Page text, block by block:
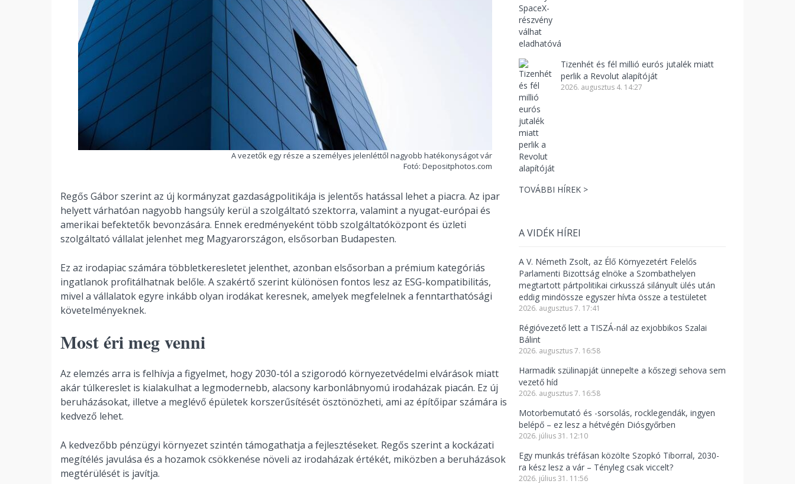
A vezetők egy része a személyes jelenléttől nagyobb hatékonyságot vár
Fotó: Depositphotos.com
Regős Gábor szerint az új kormányzat gazdaságpolitikája is jelentős hatással lehet a piacra. Az ipar
helyett várhatóan nagyobb hangsúly kerül a szolgáltató szektorra, valamint a nyugat-európai és
amerikai befektetők bevonzására. Ennek eredményeként több szolgáltatóközpont és üzleti
szolgáltató vállalat jelenhet meg Magyarországon, elsősorban Budapesten.
Ez az irodapiac számára többletkeresletet jelenthet, azonban elsősorban a prémium kategóriás
ingatlanok profitálhatnak belőle. A szakértő szerint különösen fontos lesz az ESG-kompatibilitás,
mivel a vállalatok egyre inkább olyan irodákat keresnek, amelyek megfelelnek a fenntarthatósági
követelményeknek.
Most éri meg venni
Az elemzés arra is felhívja a figyelmet, hogy 2030-tól a szigorodó környezetvédelmi elvárások miatt
akár túlkereslet is kialakulhat a legmodernebb, alacsony karbonlábnyomú irodaházak piacán. Ez új
beruházásokat, illetve a meglévő épületek korszerűsítését ösztönözheti, ami az építőipar számára is
kedvező lehet.
A kedvezőbb pénzügyi környezet szintén támogathatja a fejlesztéseket. Regős szerint a kockázati
megítélés javulása és a hozamok csökkenése növeli az irodaházak értékét, miközben a beruházások
megtérülését is javítja.
Tizenhét és fél millió eurós jutalék miatt
perlik a Revolut alapítóját
2026. augusztus 4. 14:27
TOVÁBBI HÍREK >
A VIDÉK HÍREI
A V. Németh Zsolt, az Élő Környezetért Felelős
Parlamenti Bizottság elnöke a Szombathelyen
megtartott pártpolitikai cirkusszá silányult ülés után
eddig mindössze egyszer hívta össze a testületet
2026. augusztus 7. 17:41
Régióvezető lett a TISZÁ-nál az exjobbikos Szalai
Bálint
2026. augusztus 7. 16:58
Harmadik szülinapját ünnepelte a kőszegi sehova sem
vezető híd
2026. augusztus 7. 16:58
Motorbemutató és -sorsolás, rocklegendák, ingyen
belépő – ez lesz a hétvégén Diósgyőrben
2026. július 31. 12:10
Egy munkás tréfásan közölte Szopkó Tiborral, 2030-
ra kész lesz a vár – Tényleg csak viccelt?
2026. július 31. 11:56